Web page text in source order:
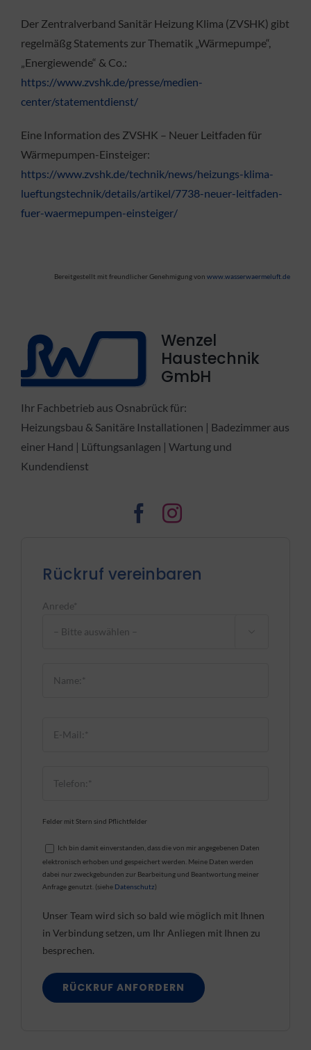
Der Zentralverband Sanitär Heizung Klima (ZVSHK) gibt
regelmäßg Statements zur Thematik „Wärmepumpe“,
„Energiewende“ & Co.:
https://www.zvshk.de/presse/medien-
center/statementdienst/
Eine Information des ZVSHK – Neuer Leitfaden für
Wärmepumpen-Einsteiger:
https://www.zvshk.de/technik/news/heizungs-klima-
lueftungstechnik/details/artikel/7738-neuer-leitfaden-
fuer-waermepumpen-einsteiger/
Bereitgestellt mit freundlicher Genehmigung vonwww.wasserwaermeluft.de
Wenzel
Haustechnik
GmbH
Ihr Fachbetrieb aus Osnabrück für:
Heizungsbau & Sanitäre Installationen | Badezimmer aus
einer Hand | Lüftungsanlagen | Wartung und
Kundendienst
Rückruf vereinbaren
Anrede*
Felder mit Stern sind Pflichtfelder
Ich bin damit einverstanden, dass die von mir angegebenen Daten
elektronisch erhoben und gespeichert werden. Meine Daten werden
dabei nur zweckgebunden zur Bearbeitung und Beantwortung meiner
Anfrage genutzt. (siehe Datenschutz)
Unser Team wird sich so bald wie möglich mit Ihnen
in Verbindung setzen, um Ihr Anliegen mit Ihnen zu
besprechen.